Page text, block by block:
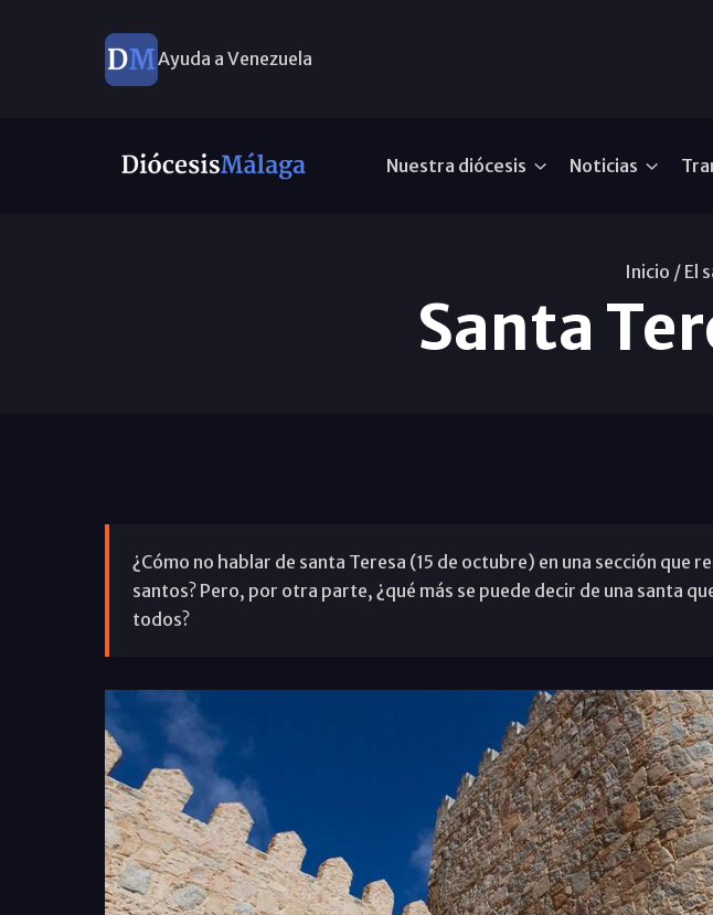
Ayuda a Venezuela
Nuestra diócesis Noticias
Inicio / El
Santa
¿Cómo no hablar de santa Teresa (15 de octubre) en una sección que
santos? Pero, por otra parte, ¿qué más se puede decir de una santa
todos?